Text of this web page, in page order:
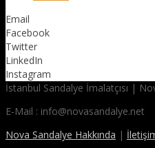
Email
Facebook
Twitter
LinkedIn
Instagram
İstanbul Sandalye İmalatçısı |
E-Mail : info@novasandalye.net
Nova Sandalye Hakkında |